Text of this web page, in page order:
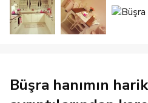
Büşra hanımın